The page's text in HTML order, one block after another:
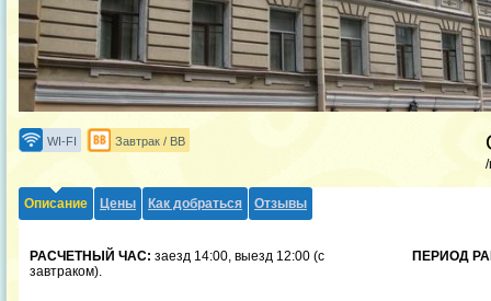
WI-FI Завтрак / BB
Описание Цены Как добраться Отзывы
РАСЧЕТНЫЙ ЧАС: заезд 14:00, выезд 12:00 (с
завтраком).
ПЕРИОД